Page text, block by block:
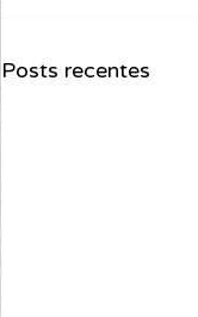
Posts recentes